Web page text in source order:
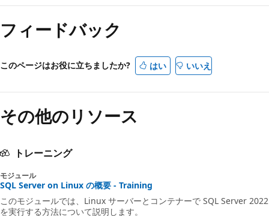
フィードバック
このページはお役に立ちましたか? はい いいえ
その他のリソース
トレーニング
モジュール
SQL Server on Linux の概要 - Training
このモジュールでは、Linux サーバーとコンテナーで SQL Server 2022
を実行する方法について説明します。